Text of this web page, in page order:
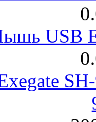
USB